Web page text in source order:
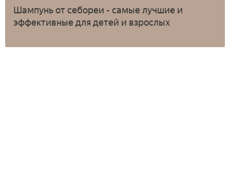
Шампунь от себореи - самые лучшие и
эффективные для детей и взрослых